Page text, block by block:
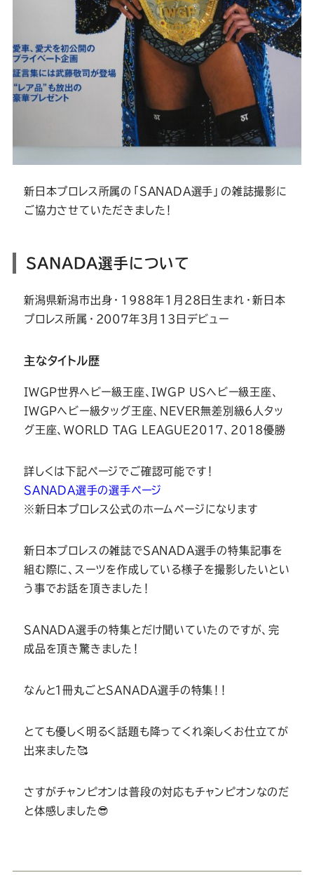
新日本プロレス所属の「SANADA選手」の雑誌撮影に
ご協力させていただきました！
SANADA選手について
新潟県新潟市出身・1988年1月28日生まれ・新日本
プロレス所属・2007年3月13日デビュー
主なタイトル歴
IWGP世界ヘビー級王座、IWGP USヘビー級王座、
IWGPヘビー級タッグ王座、NEVER無差別級6人タッ
グ王座、WORLD TAG LEAGUE2017、2018優勝
詳しくは下記ページでご確認可能です！
SANADA選手の選手ページ
※新日本プロレス公式のホームページになります
新日本プロレスの雑誌でSANADA選手の特集記事を
組む際に、スーツを作成している様子を撮影したいとい
う事でお話を頂きました！
SANADA選手の特集とだけ聞いていたのですが、完
成品を頂き驚きました！
なんと１冊丸ごとSANADA選手の特集！！
とても優しく明るく話題も降ってくれ楽しくお仕立てが
出来ました🥰
さすがチャンピオンは普段の対応もチャンピオンなのだ
と体感しました😎